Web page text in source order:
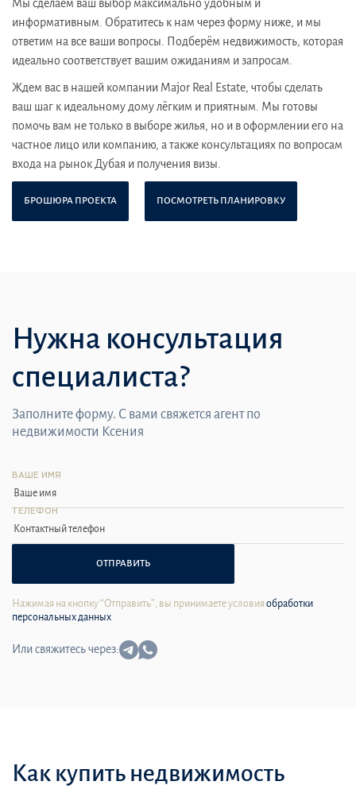
Мы сделаем ваш выбор максимально удобным и
информативным. Обратитесь к нам через форму ниже, и мы
ответим на все ваши вопросы. Подберём недвижимость, которая
идеально соответствует вашим ожиданиям и запросам.
Ждем вас в нашей компании Major Real Estate, чтобы сделать
ваш шаг к идеальному дому лёгким и приятным. Мы готовы
помочь вам не только в выборе жилья, но и в оформлении его на
частное лицо или компанию, а также консультациях по вопросам
входа на рынок Дубая и получения визы.
БРОШЮРА ПРОЕКТА ПОСМОТРЕТЬ ПЛАНИРОВКУ
Нужна консультация
специалиста?
Заполните форму. С вами свяжется агент по
недвижимости Ксения
ВАШЕ ИМЯ
ТЕЛЕФОН
ОТПРАВИТЬ
Нажимая на кнопку “Отправить”, вы принимаете условия обработки
персональных данных
Или свяжитесь через:
Как купить недвижимость